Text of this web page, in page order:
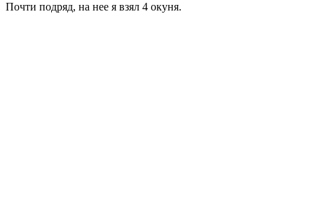
Почти подряд, на нее я взял 4 окуня.